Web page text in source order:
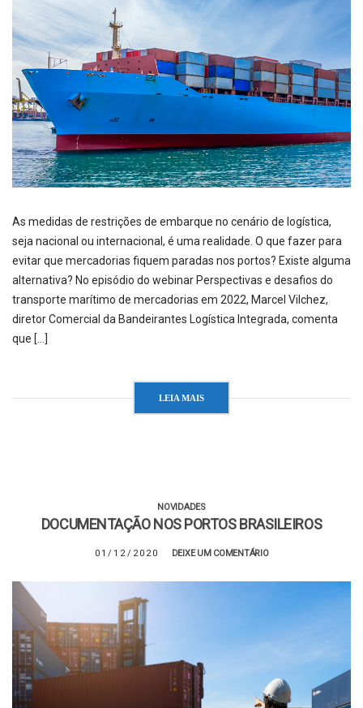
As medidas de restrições de embarque no cenário de logística,
seja nacional ou internacional, é uma realidade. O que fazer para
evitar que mercadorias fiquem paradas nos portos? Existe alguma
alternativa? No episódio do webinar Perspectivas e desafios do
transporte marítimo de mercadorias em 2022, Marcel Vilchez,
diretor Comercial da Bandeirantes Logística Integrada, comenta
que […]
LEIA MAIS
NOVIDADES
DOCUMENTAÇÃO NOS PORTOS BRASILEIROS
01/12/2020 DEIXE UM COMENTÁRIO